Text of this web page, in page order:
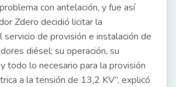
con antelación, y fue así
Zdero decidió licitar la
servicio de provisión e instalación de
diésel; su operación, su
todo lo necesario para la provisión
a la tensión de 13,2 KV”, explicó